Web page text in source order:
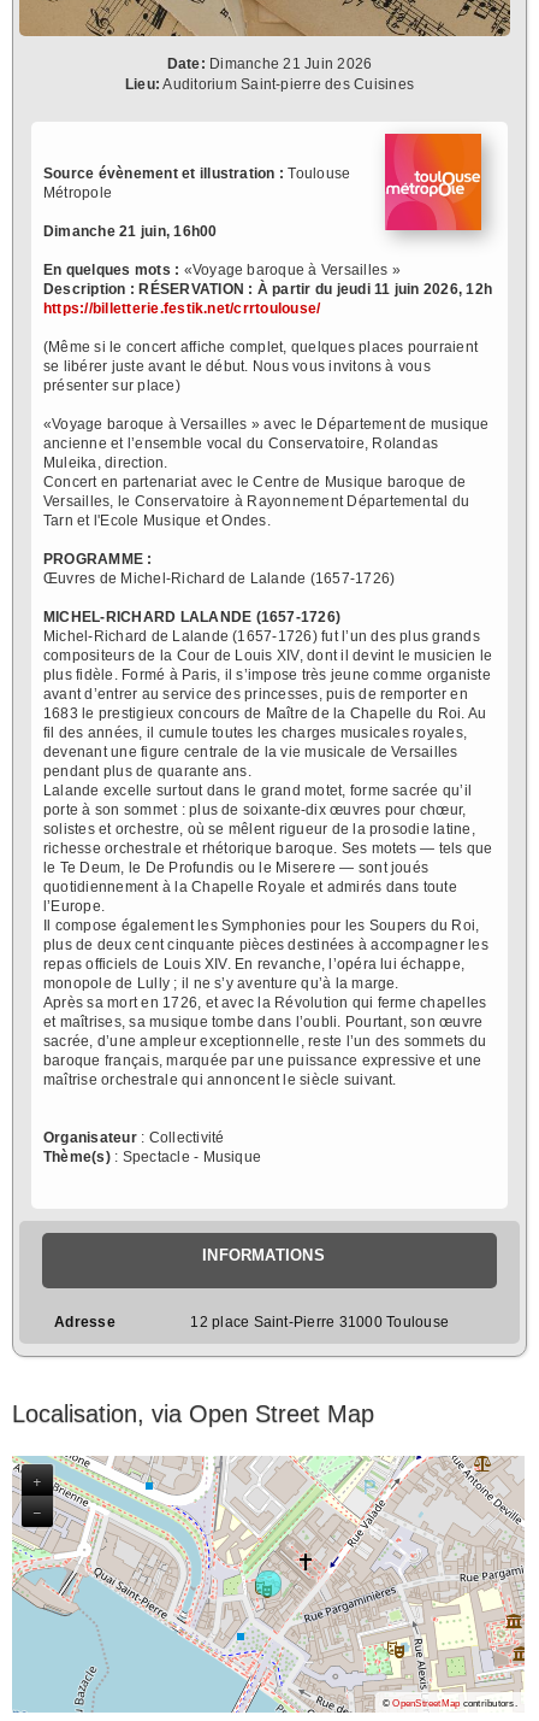
Date: Dimanche 21 Juin 2026
Lieu: Auditorium Saint-pierre des Cuisines
Source évènement et illustration : Toulouse
Métropole
Dimanche 21 juin, 16h00
En quelques mots : «Voyage baroque à Versailles »
Description : RÉSERVATION : À partir du jeudi 11 juin 2026, 12h
https://billetterie.festik.net/crrtoulouse/
(Même si le concert affiche complet, quelques places pourraient
se libérer juste avant le début. Nous vous invitons à vous
présenter sur place)
«Voyage baroque à Versailles » avec le Département de musique
ancienne et l’ensemble vocal du Conservatoire, Rolandas
Muleika, direction.
Concert en partenariat avec le Centre de Musique baroque de
Versailles, le Conservatoire à Rayonnement Départemental du
Tarn et l'Ecole Musique et Ondes.
PROGRAMME :
Œuvres de Michel-Richard de Lalande (1657-1726)
MICHEL-RICHARD LALANDE (1657-1726)
Michel‑Richard de Lalande (1657‑1726) fut l’un des plus grands
compositeurs de la Cour de Louis XIV, dont il devint le musicien le
plus fidèle. Formé à Paris, il s’impose très jeune comme organiste
avant d’entrer au service des princesses, puis de remporter en
1683 le prestigieux concours de Maître de la Chapelle du Roi. Au
fil des années, il cumule toutes les charges musicales royales,
devenant une figure centrale de la vie musicale de Versailles
pendant plus de quarante ans.
Lalande excelle surtout dans le grand motet, forme sacrée qu’il
porte à son sommet : plus de soixante-dix œuvres pour chœur,
solistes et orchestre, où se mêlent rigueur de la prosodie latine,
richesse orchestrale et rhétorique baroque. Ses motets — tels que
le Te Deum, le De Profundis ou le Miserere — sont joués
quotidiennement à la Chapelle Royale et admirés dans toute
l’Europe.
Il compose également les Symphonies pour les Soupers du Roi,
plus de deux cent cinquante pièces destinées à accompagner les
repas officiels de Louis XIV. En revanche, l’opéra lui échappe,
monopole de Lully ; il ne s’y aventure qu’à la marge.
Après sa mort en 1726, et avec la Révolution qui ferme chapelles
et maîtrises, sa musique tombe dans l’oubli. Pourtant, son œuvre
sacrée, d’une ampleur exceptionnelle, reste l’un des sommets du
baroque français, marquée par une puissance expressive et une
maîtrise orchestrale qui annoncent le siècle suivant.
Organisateur: Collectivité
Thème(s): Spectacle - Musique
INFORMATIONS
Adresse 12 place Saint-Pierre 31000 Toulouse
Localisation, via Open Street Map
+
−
©OpenStreetMap contributors.